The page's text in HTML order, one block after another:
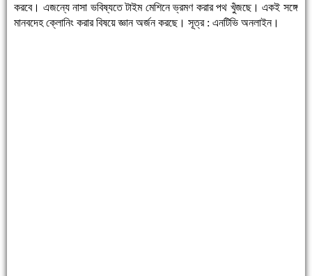
করবে। এজন্যে নাসা ভবিষ্যতে টাইম মেশিনে ভ্রমণ করার পথ খুঁজছে। একই সঙ্গে
মানবদেহ ক্লোনিং করার বিষয়ে জ্ঞান অর্জন করছে। সূত্র : এনটিভি অনলাইন।